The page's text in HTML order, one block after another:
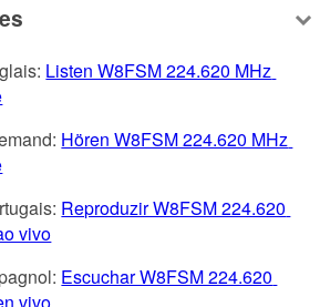
Listen W8FSM 224.620 MHz
Hören W8FSM 224.620 MHz
Reproduzir W8FSM 224.620
vivo
Escuchar W8FSM 224.620
vivo